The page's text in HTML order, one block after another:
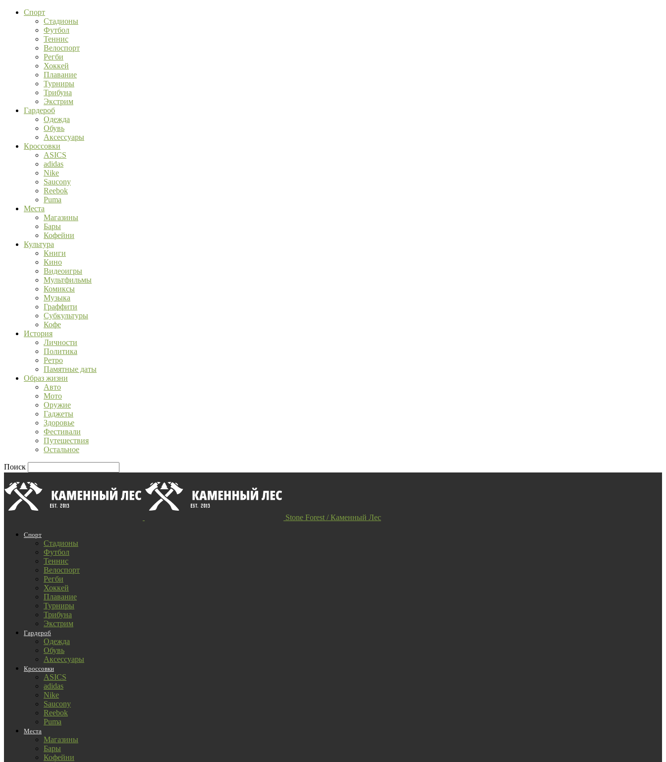
Спорт
Стадионы
Футбол
Теннис
Велоспорт
Регби
Хоккей
Плавание
Турниры
Трибуна
Экстрим
Гардероб
Одежда
Обувь
Аксессуары
Кроссовки
ASICS
adidas
Nike
Saucony
Reebok
Puma
Места
Магазины
Бары
Кофейни
Культура
Книги
Кино
Видеоигры
Мультфильмы
Комиксы
Музыка
Граффити
Субкультуры
Кофе
История
Личности
Политика
Ретро
Памятные даты
Образ жизни
Авто
Мото
Оружие
Гаджеты
Здоровье
Фестивали
Путешествия
Остальное
Поиск
Stone Forest / Каменный Лес
Спорт
Стадионы
Футбол
Теннис
Велоспорт
Регби
Хоккей
Плавание
Турниры
Трибуна
Экстрим
Гардероб
Одежда
Обувь
Аксессуары
Кроссовки
ASICS
adidas
Nike
Saucony
Reebok
Puma
Места
Магазины
Бары
Кофейни